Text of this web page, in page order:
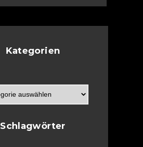
Kategorien
Schlagwörter